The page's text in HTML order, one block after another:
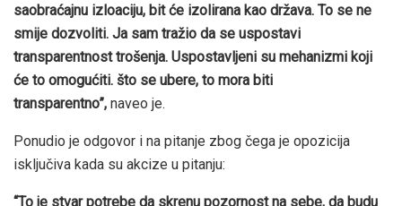
saobraćajnu izloaciju, bit će izolirana kao država. To se ne
smije dozvoliti. Ja sam tražio da se uspostavi
transparentnost trošenja. Uspostavljeni su mehanizmi koji
će to omogućiti. što se ubere, to mora biti
transparentno”, naveo je.
Ponudio je odgovor i na pitanje zbog čega je opozicija
isključiva kada su akcize u pitanju:
“To je stvar potrebe da skrenu pozornost na sebe, da budu